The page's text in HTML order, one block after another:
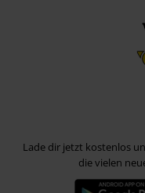
Lade dir jetzt kostenlos
die vielen